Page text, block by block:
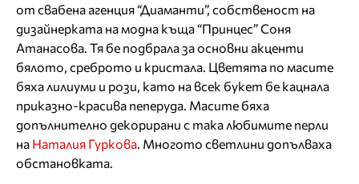
от свабена агенция “Диаманти”, собственост на
дизайнерката на модна къща “Принцес” Соня
Атанасова. Тя бе подбрала за основни акценти
бялото, среброто и кристала. Цветята по масите
бяха лилиуми и рози, като на всек букет бе кацнала
приказно-красива пеперуда. Масите бяха
допълнително декорирани с така любимите перли
на Наталия Гуркова . Многото светлини допълваха
обстановката.